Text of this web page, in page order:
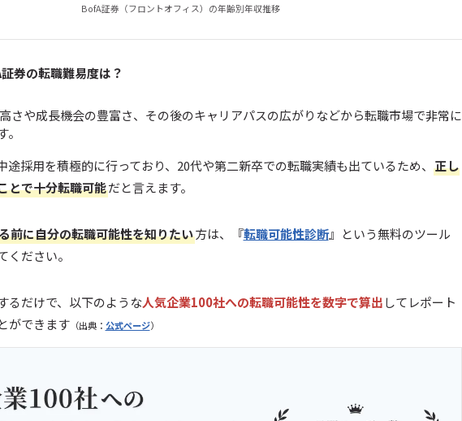
BofA証券（フロントオフィス）の年齢別年収推移
券の転職難易度は？
さや成長機会の豊富さ、その後のキャリアパスの広がりなどから転職市場で非常に
途採用を積極的に行っており、20代や第二新卒での転職実績も出ているため、 正し
とで十分転職可能だと言えます。
前に自分の転職可能性を知りたい方は、『転職可能性診断』という無料のツール
ください。
るだけで、以下のような人気企業100社への転職可能性を数字で算出してレポート
ができます（出典： 公式ページ）